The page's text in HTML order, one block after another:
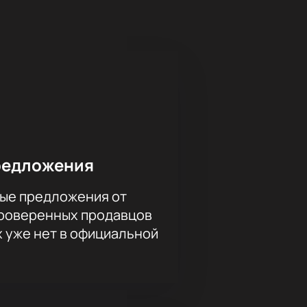
через интерактивную
— сотрудники помогут
Актуальные цены и
Дебольской!
предложения от
продавцов
нет в официальной